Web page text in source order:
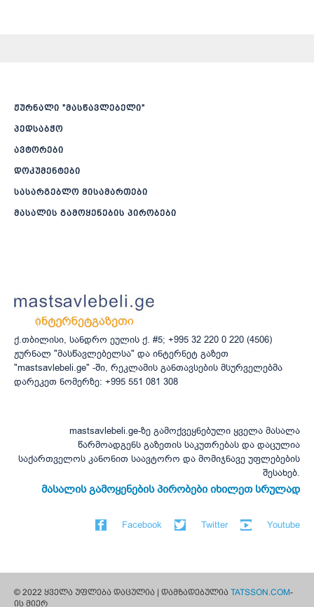
ჟურნალი ”მასწავლებელი”
პედსაბჭო
ავტორები
დოკუმენტები
სასარგებლო მისამართები
მასალის გამოყენების პირობები
ქ.თბილისი, სანდრო ეულის ქ. #5; +995 32 220 0 220 (4506)
ჟურნალ "მასწავლებელსა" და ინტერნეტ გაზეთ
"mastsavlebeli.ge" -ში, რეკლამის განთავსების მსურველებმა
დარეკეთ ნომერზე: +995 551 081 308
mastsavlebeli.ge-ზე გამოქვეყნებული ყველა მასალა
წარმოადგენს გაზეთის საკუთრებას და დაცულია
საქართველოს კანონით საავტორო და მომიჯნავე უფლებების
შესახებ.
მასალის გამოყენების პირობები იხილეთ სრულად
Facebook Twitter Youtube
© 2022 ყველა უფლება დაცულია | დამზადებულია TATSSON.COM-
ის მიერ